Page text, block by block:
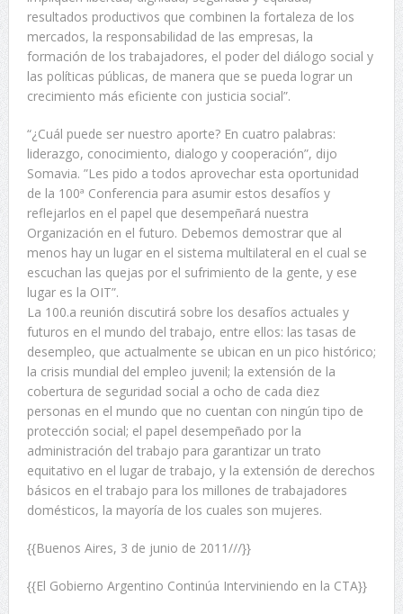
resultados productivos que combinen la fortaleza de los
mercados, la responsabilidad de las empresas, la
formación de los trabajadores, el poder del diálogo social y
las políticas públicas, de manera que se pueda lograr un
crecimiento más eficiente con justicia social”.
“¿Cuál puede ser nuestro aporte? En cuatro palabras:
liderazgo, conocimiento, dialogo y cooperación”, dijo
Somavia. ”Les pido a todos aprovechar esta oportunidad
de la 100ª Conferencia para asumir estos desafíos y
reflejarlos en el papel que desempeñará nuestra
Organización en el futuro. Debemos demostrar que al
menos hay un lugar en el sistema multilateral en el cual se
escuchan las quejas por el sufrimiento de la gente, y ese
lugar es la OIT”.
La 100.a reunión discutirá sobre los desafíos actuales y
futuros en el mundo del trabajo, entre ellos: las tasas de
desempleo, que actualmente se ubican en un pico histórico;
la crisis mundial del empleo juvenil; la extensión de la
cobertura de seguridad social a ocho de cada diez
personas en el mundo que no cuentan con ningún tipo de
protección social; el papel desempeñado por la
administración del trabajo para garantizar un trato
equitativo en el lugar de trabajo, y la extensión de derechos
básicos en el trabajo para los millones de trabajadores
domésticos, la mayoría de los cuales son mujeres.
{{Buenos Aires, 3 de junio de 2011///}}
{{El Gobierno Argentino Continúa Interviniendo en la CTA}}